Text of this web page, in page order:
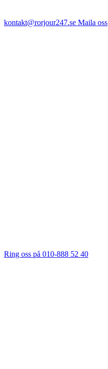
kontakt@rorjour247.se Maila oss
Ring oss på 010-888 52 40